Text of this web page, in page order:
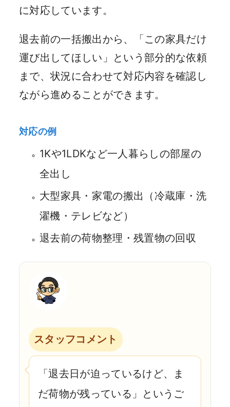
に対応しています。
退去前の一括搬出から、「この家具だけ
運び出してほしい」という部分的な依頼
まで、状況に合わせて対応内容を確認し
ながら進めることができます。
対応の例
1Kや1LDKなど一人暮らしの部屋の
全出し
大型家具・家電の搬出（冷蔵庫・洗
濯機・テレビなど）
退去前の荷物整理・残置物の回収
スタッフコメント
「退去日が迫っているけど、ま
だ荷物が残っている」というご